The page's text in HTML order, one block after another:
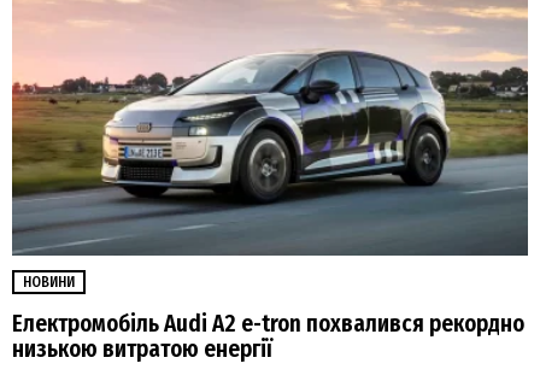
НОВИНИ
Електромобіль Audi A2 e-tron похвалився рекордно
низькою витратою енергії